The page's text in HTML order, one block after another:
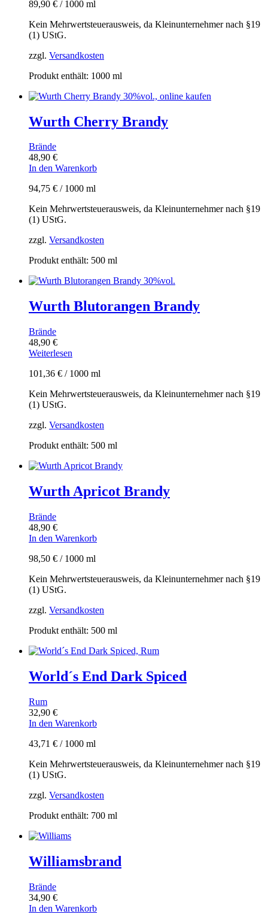
89,90 € / 1000 ml
Kein Mehrwertsteuerausweis, da Kleinunternehmer nach §19
(1) UStG.
zzgl. Versandkosten
Produkt enthält: 1000 ml
Wurth Cherry Brandy
Brände
48,90 €
In den Warenkorb
94,75 € / 1000 ml
Kein Mehrwertsteuerausweis, da Kleinunternehmer nach §19
(1) UStG.
zzgl. Versandkosten
Produkt enthält: 500 ml
Wurth Blutorangen Brandy
Brände
48,90 €
Weiterlesen
101,36 € / 1000 ml
Kein Mehrwertsteuerausweis, da Kleinunternehmer nach §19
(1) UStG.
zzgl. Versandkosten
Produkt enthält: 500 ml
Wurth Apricot Brandy
Brände
48,90 €
In den Warenkorb
98,50 € / 1000 ml
Kein Mehrwertsteuerausweis, da Kleinunternehmer nach §19
(1) UStG.
zzgl. Versandkosten
Produkt enthält: 500 ml
World´s End Dark Spiced
Rum
32,90 €
In den Warenkorb
43,71 € / 1000 ml
Kein Mehrwertsteuerausweis, da Kleinunternehmer nach §19
(1) UStG.
zzgl. Versandkosten
Produkt enthält: 700 ml
Williamsbrand
Brände
34,90 €
In den Warenkorb